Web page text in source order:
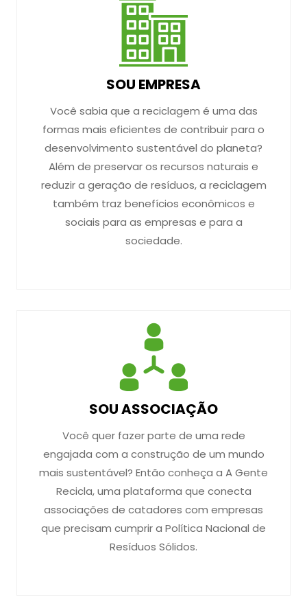
SOU EMPRESA
Você sabia que a reciclagem é uma das
formas mais eficientes de contribuir para o
desenvolvimento sustentável do planeta?
Além de preservar os recursos naturais e
reduzir a geração de resíduos, a reciclagem
também traz benefícios econômicos e
sociais para as empresas e para a
sociedade.
SOU ASSOCIAÇÃO
Você quer fazer parte de uma rede
engajada com a construção de um mundo
mais sustentável? Então conheça a A Gente
Recicla, uma plataforma que conecta
associações de catadores com empresas
que precisam cumprir a Política Nacional de
Resíduos Sólidos.